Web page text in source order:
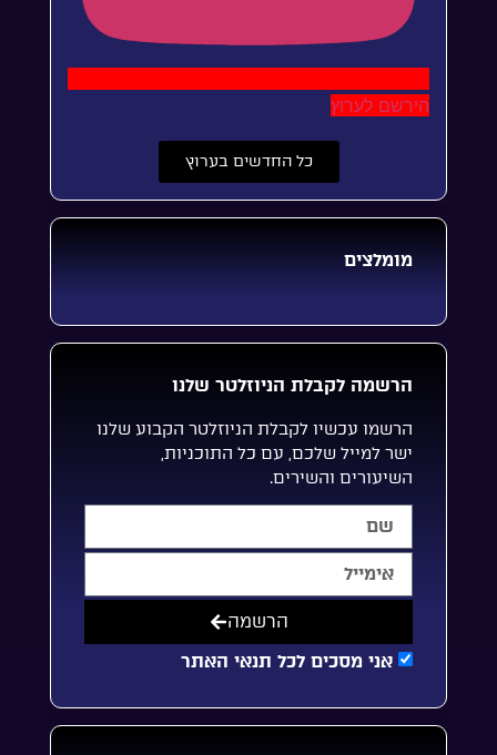
הירשם לערוץ
כל החדשים בערוץ
מומלצים
הרשמה לקבלת הניוזלטר שלנו
הרשמו עכשיו לקבלת הניוזלטר הקבוע שלנו
ישר למייל שלכם, עם כל התוכניות,
השיעורים והשירים.
אני מסכים לכל תנאי האתר
הרשמה